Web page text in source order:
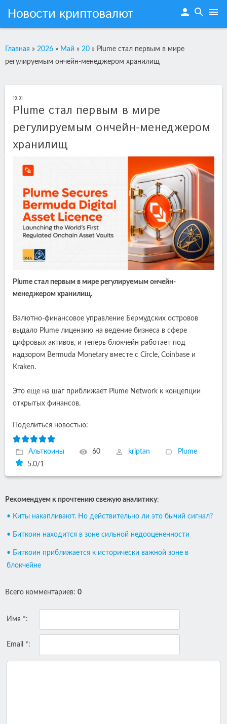
Новости криптовалют person search menu
Главная » 2026 » Май » 20 » Plume стал первым в мире
регулируемым ончейн-менеджером хранилищ
18:01
Plume стал первым в мире
регулируемым ончейн-менеджером
хранилищ
Plume стал первым в мире регулируемым ончейн-
менеджером хранилищ.
Валютно-финансовое управление Бермудских островов
выдало Plume лицензию на ведение бизнеса в сфере
цифровых активов, и теперь блокчейн работает под
надзором Bermuda Monetary вместе с Circle, Coinbase и
Kraken.
Это еще на шаг приближает Plume Network к концепции
открытых финансов.
Поделиться новостью:
Альткоины 60 kriptan
Plume
5.0/1
Рекомендуем к прочтению свежую аналитику:
• Киты накапливают. Но действительно ли это бычий сигнал?
• Биткоин находится в зоне сильной недооцененности
• Биткоин приближается к исторически важной зоне в
блокчейне
Всего комментариев: 0
Имя *:
Email *: